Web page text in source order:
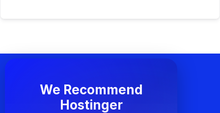
We Recommend
Hostinger